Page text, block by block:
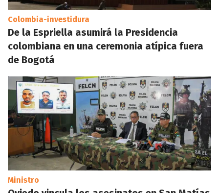
Colombia-investidura
De la Espriella asumirá la Presidencia
colombiana en una ceremonia atípica fuera
de Bogotá
Ministro